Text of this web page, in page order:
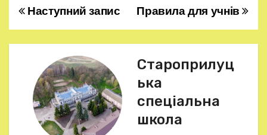
Н
а
Правила для учнів
Наступний запис
Староприлуц
ька
спеціальна
школа